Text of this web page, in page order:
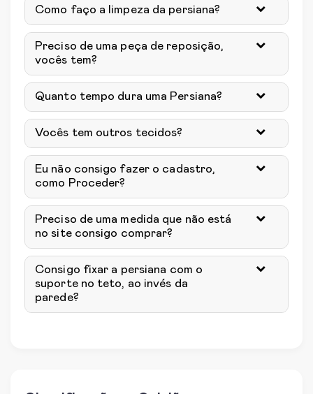
Como faço a limpeza da persiana?
Preciso de uma peça de reposição,
vocês tem?
Quanto tempo dura uma Persiana?
Vocês tem outros tecidos?
Eu não consigo fazer o cadastro,
como Proceder?
Preciso de uma medida que não está
no site consigo comprar?
Consigo fixar a persiana com o
suporte no teto, ao invés da
parede?